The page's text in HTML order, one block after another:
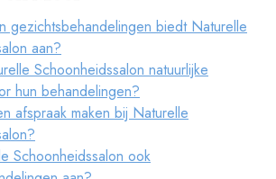
gezichtsbehandelingen biedt Naturelle
aan?
Schoonheidssalon natuurlijke
hun behandelingen?
afspraak maken bij Naturelle
Schoonheidssalon ook